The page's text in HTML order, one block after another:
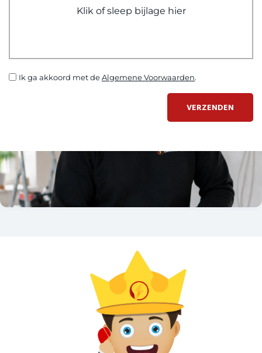
Klik of sleep bijlage hier
Ik ga akkoord met deAlgemene Voorwaarden.
VERZENDEN